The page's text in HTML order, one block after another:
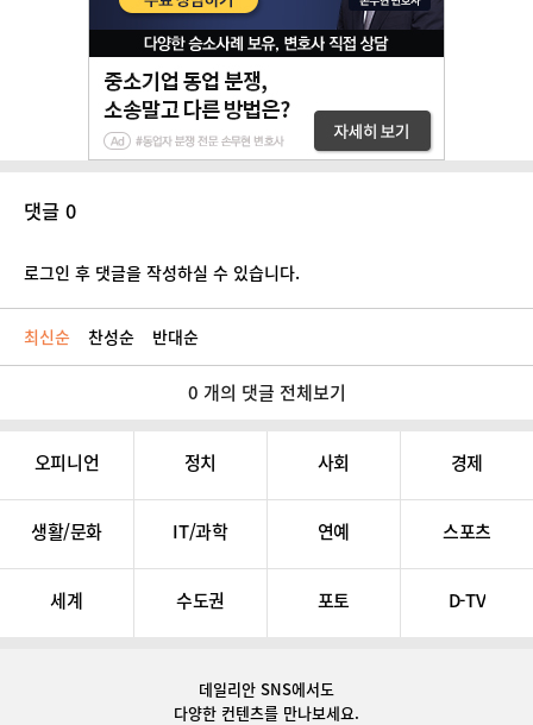
댓글 0
로그인 후 댓글을 작성하실 수 있습니다.
최신순 찬성순 반대순
0 개의 댓글 전체보기
오피니언 정치 사회 경제
생활/문화 IT/과학 연예 스포츠
세계 수도권 포토 D-TV
데일리안 SNS에서도
다양한 컨텐츠를 만나보세요.